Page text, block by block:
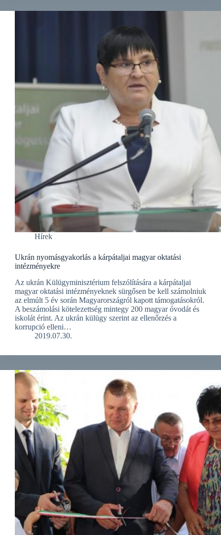
Hírek
Ukrán nyomásgyakorlás a kárpátaljai magyar oktatási
intézményekre
Az ukrán Külügyminisztérium felszólítására a kárpátaljai
magyar oktatási intézményeknek sürgősen be kell számolniuk
az elmúlt 5 év során Magyarországról kapott támogatásokról.
A beszámolási kötelezettség mintegy 200 magyar óvodát és
iskolát érint. Az ukrán külügy szerint az ellenőrzés a
korrupció elleni…
2019.07.30.